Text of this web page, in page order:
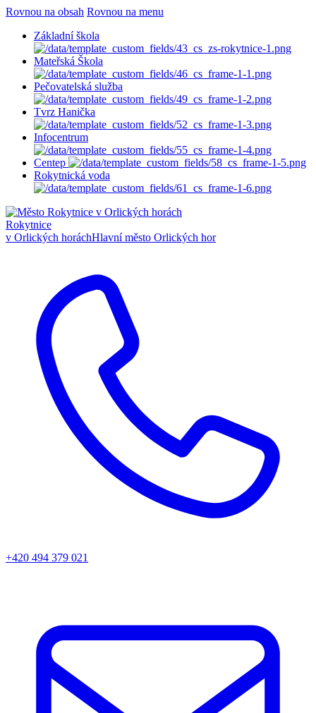
Rovnou na obsah Rovnou na menu
Základní škola
Mateřská Škola
Pečovatelská služba
Tvrz Hanička
Infocentrum
Centep
Rokytnická voda
Rokytnice
v Orlických horáchHlavní město Orlických hor
+420 494 379 021